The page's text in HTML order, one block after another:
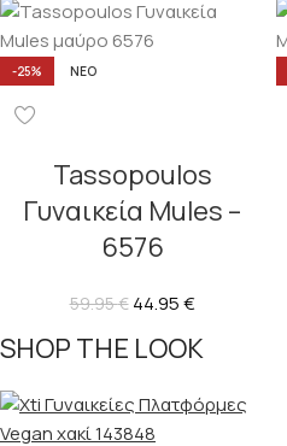
-25% ΝΈΟ
Tassopoulos
Γυναικεία Mules –
6576
59.95€ 44.95€
SHOP THE LOOK